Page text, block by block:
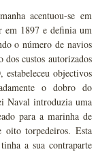
acentuou-se em
1897 e definia um
o número de navios
dos custos autorizados
objectivos
o dobro do
Naval introduzia uma
para a marinha de
oito torpedeiros. Esta
a sua contraparte